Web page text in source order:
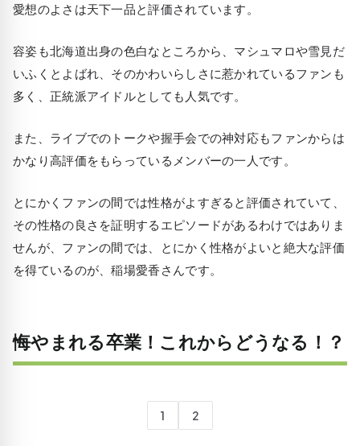
愛想のよさは天下一品と評価されています。
容姿も北海道出身の色白なところから、マシュマロや雪見だ
いふくとよばれ、そのかわいらしさに惹かれているファンも
多く、正統派アイドルとしても人気です。
また、ライブでのトークや握手会での神対応もファンからは
かなり高評価をもらっているメンバーの一人です。
とにかくファンの間では性格がよすぎると評価されていて、
その性格の良さを証明するエピソードがあるわけではありま
せんが、ファンの間では、とにかく性格がよいと絶大な評価
を得ているのが、稲場愛香さんです。
悔やまれる卒業！これからどうなる！？
1 2